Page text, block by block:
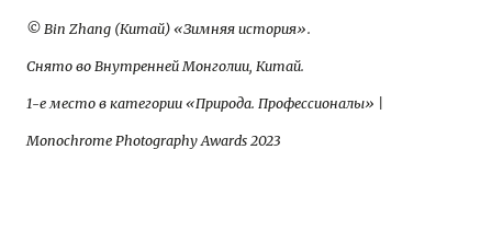
© Bin Zhang (Китай) «Зимняя история».
Снято во Внутренней Монголии, Китай.
1-е место в категории «Природа. Профессионалы» |
Monochrome Photography Awards 2023